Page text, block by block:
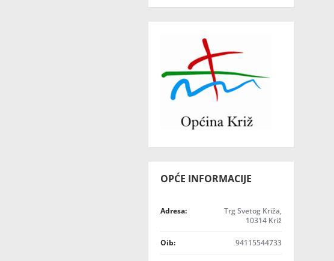
OPĆE INFORMACIJE
Adresa:
Trg Svetog Križa,
10314 Križ
Oib: 94115544733